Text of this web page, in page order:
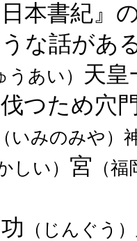
本書紀』
な話があ
うあい） 天皇
つため穴
いみのみや）
しい） 宮 （
（じんぐう）